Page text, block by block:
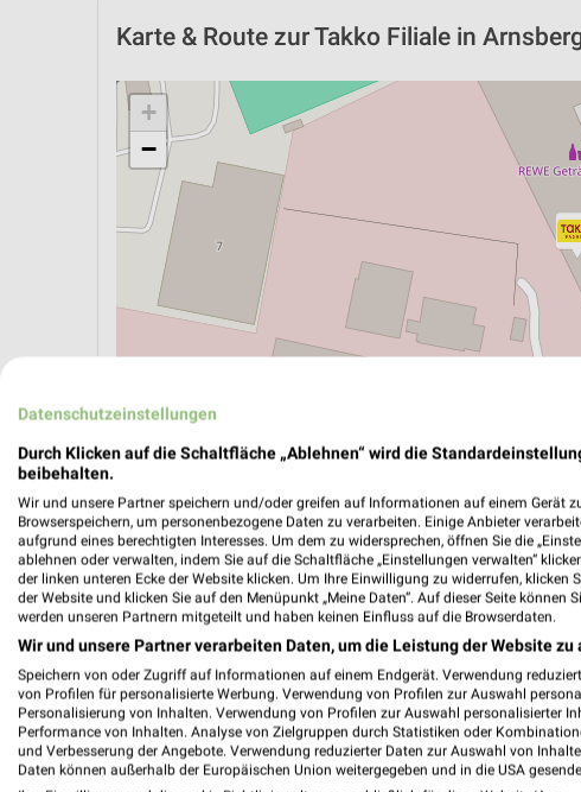
Karte & Route zur Takko Filiale in
+
−
Datenschutzeinstellungen
Durch Klicken auf die Schaltfläche „Ablehnen“ wird die
beibehalten.
Wir und unsere Partner speichern und/oder greifen auf Informationen auf einem Gerät
Browserspeichern, um personenbezogene Daten zu verarbeiten. Einige Anbieter
aufgrund eines berechtigten Interesses. Um dem zu widersprechen, öffnen Sie die
ablehnen oder verwalten, indem Sie auf die Schaltfläche „Einstellungen verwalten“
der linken unteren Ecke der Website klicken. Um Ihre Einwilligung zu widerrufen, klicken
der Website und klicken Sie auf den Menüpunkt „Meine Daten“. Auf dieser Seite können
werden unseren Partnern mitgeteilt und haben keinen Einfluss auf die Browserdaten.
Wir und unsere Partner verarbeiten Daten, um die Leistung der Website
Speichern von oder Zugriff auf Informationen auf einem Endgerät. Verwendung
von Profilen für personalisierte Werbung. Verwendung von Profilen zur Auswahl
Personalisierung von Inhalten. Verwendung von Profilen zur Auswahl personalisierter
Performance von Inhalten. Analyse von Zielgruppen durch Statistiken oder
und Verbesserung der Angebote. Verwendung reduzierter Daten zur Auswahl von
Daten können außerhalb der Europäischen Union weitergegeben und in die USA